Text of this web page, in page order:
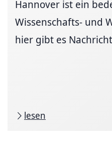
Hannover ist ein
Wissenschafts- und
hier gibt es
lesen